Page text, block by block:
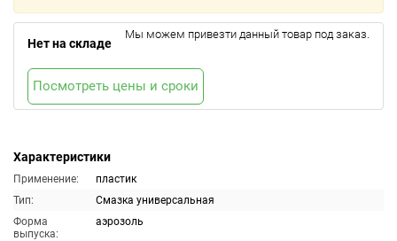
Характеристики
Применение:
пластик
Тип:
Смазка универсальная
Форма
выпуска:
аэрозоль
Нет на складе
Мы можем привезти данный товар под заказ.
Посмотреть цены и сроки